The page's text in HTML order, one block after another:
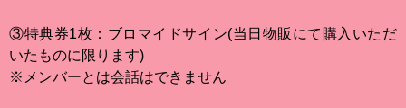
③特典券1枚：ブロマイドサイン(当日物販にて購入いただ
いたものに限ります)
※メンバーとは会話はできません